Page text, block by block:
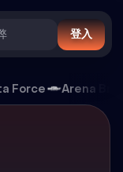
登入
游戏
Force Arena